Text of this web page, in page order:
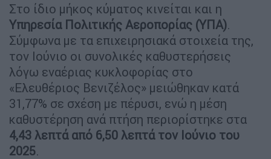
Στο ίδιο μήκος κύματος κινείται και η
Υπηρεσία Πολιτικής Αεροπορίας (ΥΠΑ).
Σύμφωνα με τα επιχειρησιακά στοιχεία της,
τον Ιούνιο οι συνολικές καθυστερήσεις
λόγω εναέριας κυκλοφορίας στο
«Ελευθέριος Βενιζέλος» μειώθηκαν κατά
31,77% σε σχέση με πέρυσι, ενώ η μέση
καθυστέρηση ανά πτήση περιορίστηκε στα
4,43 λεπτά από 6,50 λεπτά τον Ιούνιο του
2025.